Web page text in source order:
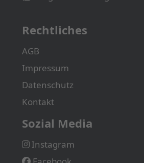
Rechtliches
AGB
Impressum
Datenschutz
Kontakt
Sozial Media
Instagram